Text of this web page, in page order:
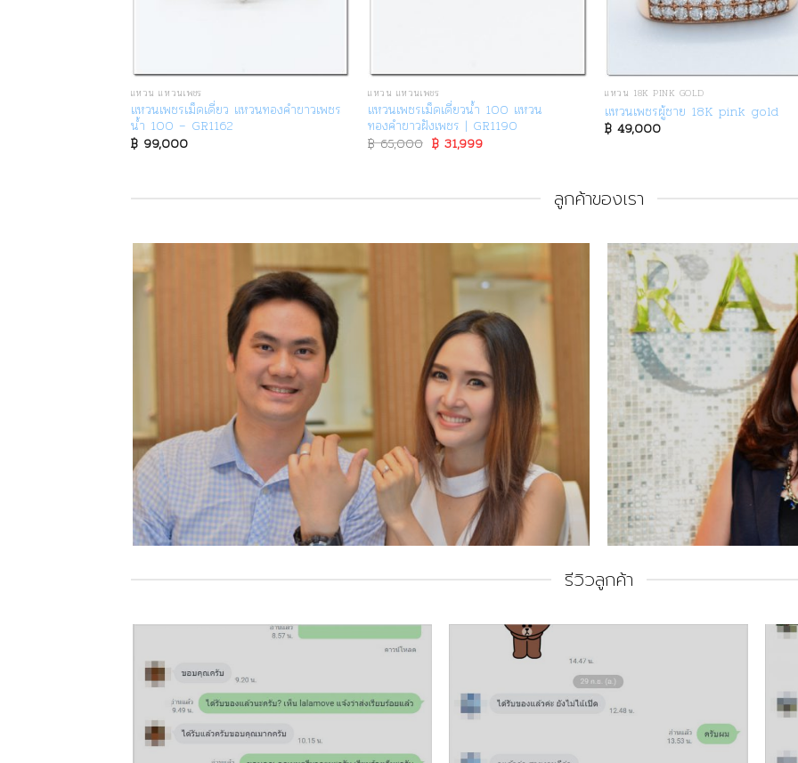
แหวน แหวนเพชร
แหวนเพชรเม็ดเดี่ยว แหวนทองคำขาวเพชร
น้ำ 100 – GR1162
฿99,000
แหวน แหวนเพชร
แหวนเพชรเม็ดเดี่ยวน้ำ 100 แหวน
ทองคำขาวฝังเพชร | GR1190
฿65,000 Original
price
฿ 31,999
แหวน 18K PINK GOLD
แหวนเพชรผู้ชาย 18K pink gold
฿ 49,000
ลูกค้าของเรา
รีวิวลูกค้า